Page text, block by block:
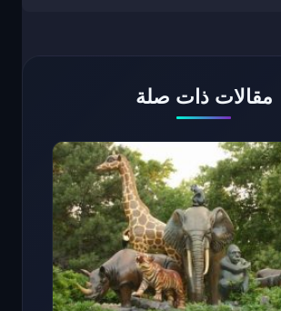
مقالات ذات صلة